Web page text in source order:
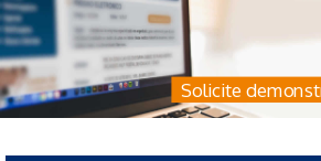
Solicite